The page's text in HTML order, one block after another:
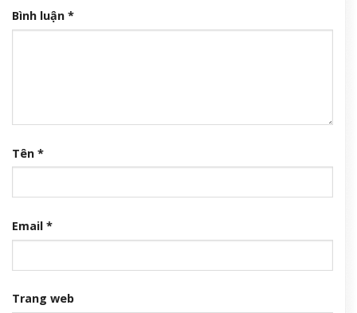
Bình luận *
Tên *
Email *
Trang web